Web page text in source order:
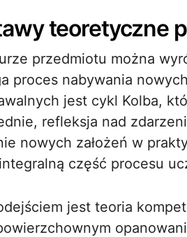
teoretyczne
przedmiotu można
proces nabywania nowych
jest cykl Kolba,
refleksja nad
nowych założeń w
część procesu
jest teoria